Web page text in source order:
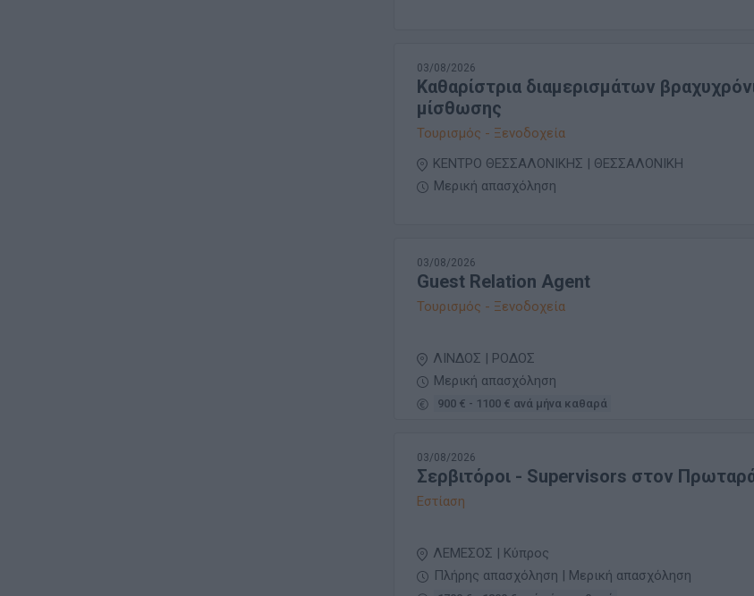
03/08/2026
Καθαρίστρια διαμερισμάτων
μίσθωσης
Τουρισμός - Ξενοδοχεία
ΚΕΝΤΡΟ ΘΕΣΣΑΛΟΝΙΚΗΣ | ΘΕΣΣΑΛΟΝΙΚΗ
Μερική απασχόληση
03/08/2026
Guest Relation Agent
Τουρισμός - Ξενοδοχεία
ΛΙΝΔΟΣ | ΡΟΔΟΣ
Μερική απασχόληση
900 € - 1100 € ανά μήνα καθαρά
03/08/2026
Σερβιτόροι - Supervisors στον
Εστίαση
ΛΕΜΕΣΟΣ | Κύπρος
Πλήρης απασχόληση | Μερική απασχόληση